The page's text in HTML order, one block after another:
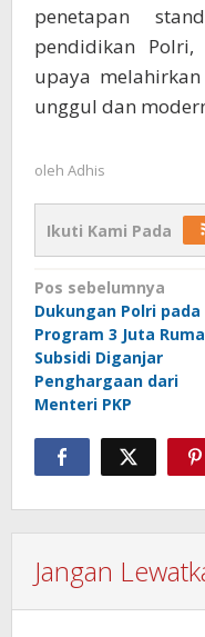
penetapan
pendidikan
upaya
unggul dan
oleh Adhis
Ikuti Kami Pada
Navigasi
pos
Pos sebelumnya
Dukungan Polri pada
Program 3 Juta
Subsidi Diganjar
Penghargaan dari
Menteri PKP
Jangan